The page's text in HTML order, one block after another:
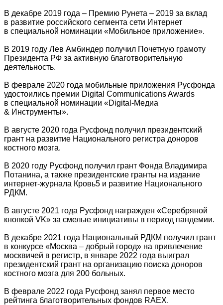
В декабре 2019 года – Премию Рунета – 2019 за вклад
в развитие российского сегмента сети Интернет
в специальной номинации «Мобильное приложение».
В 2019 году Лев Амбиндер получил Почетную грамоту
Президента РФ за активную благотворительную
деятельность.
В феврале 2020 года мобильные приложения Русфонда
удостоились премии Digital Communications Awards
в специальной номинации «Digital-Медиа
& Инструменты».
В августе 2020 года Русфонд получил президентский
грант на развитие Национального регистра доноров
костного мозга.
В 2020 году Русфонд получил грант Фонда Владимира
Потанина, а также президентские гранты на издание
интернет-журнала Кровь5 и развитие Национального
РДКМ.
В августе 2021 года Русфонд награжден «Серебряной
кнопкой VK» за смелые инициативы в период пандемии.
В декабре 2021 года Национальный РДКМ получил грант
в конкурсе «Москва – добрый город» на привлечение
москвичей в регистр, в январе 2022 года выиграл
президентский грант на организацию поиска доноров
костного мозга для 200 больных.
В феврале 2022 года Русфонд занял первое место
рейтинга благотворительных фондов RAEX.